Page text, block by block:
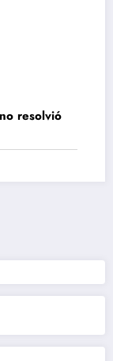
resolvió